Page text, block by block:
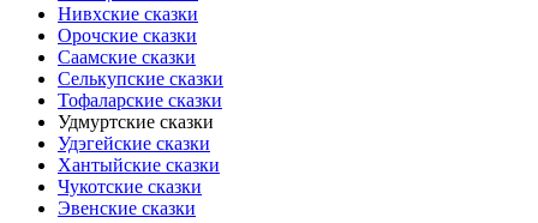
Нивхские сказки
Орочские сказки
Саамские сказки
Селькупские сказки
Тофаларские сказки
Удмуртские сказки
Удэгейские сказки
Хантыйские сказки
Чукотские сказки
Эвенские сказки